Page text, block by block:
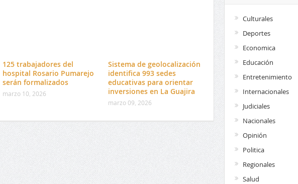
125 trabajadores del
hospital Rosario Pumarejo
serán formalizados
marzo 10, 2026
Sistema de geolocalización
identifica 993 sedes
educativas para orientar
inversiones en La Guajira
marzo 09, 2026
Culturales
Deportes
Economica
Educación
Entretenimiento
Internacionales
Judiciales
Nacionales
Opinión
Politica
Regionales
Salud